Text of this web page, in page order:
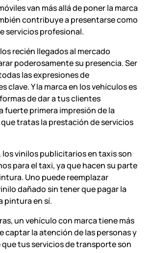
van más allá de poner la marca
contribuye a presentarse como
servicios profesional.
recién llegados al mercado
poderosamente su presencia. Ser
las expresiones de
clave. Y la marca en los vehículos es
de dar a tus clientes
fuerte primera impresión de la
tratas la prestación de servicios
los vinilos publicitarios en taxis son
para el taxi, ya que hacen su parte
Uno puede reemplazar
dañado sin tener que pagar la
pintura en sí.
un vehículo con marca tiene más
captar la atención de las personas y
que tus servicios de transporte son